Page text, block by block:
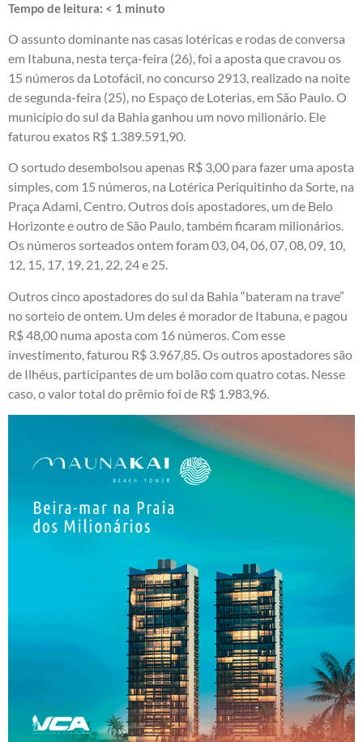
Tempo de leitura: < 1 minuto
O assunto dominante nas casas lotéricas e rodas de conversa
em Itabuna, nesta terça-feira (26), foi a aposta que cravou os
15 números da Lotofácil, no concurso 2913, realizado na noite
de segunda-feira (25), no Espaço de Loterias, em São Paulo. O
município do sul da Bahia ganhou um novo milionário. Ele
faturou exatos R$ 1.389.591,90.
O sortudo desembolsou apenas R$ 3,00 para fazer uma aposta
simples, com 15 números, na Lotérica Periquitinho da Sorte, na
Praça Adami, Centro. Outros dois apostadores, um de Belo
Horizonte e outro de São Paulo, também ficaram milionários.
Os números sorteados ontem foram 03, 04, 06, 07, 08, 09, 10,
12, 15, 17, 19, 21, 22, 24 e 25.
Outros cinco apostadores do sul da Bahia “bateram na trave”
no sorteio de ontem. Um deles é morador de Itabuna, e pagou
R$ 48,00 numa aposta com 16 números. Com esse
investimento, faturou R$ 3.967,85. Os outros apostadores são
de Ilhéus, participantes de um bolão com quatro cotas. Nesse
caso, o valor total do prêmio foi de R$ 1.983,96.